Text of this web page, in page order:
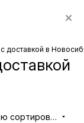
доставкой в
По возрастанию сортировки